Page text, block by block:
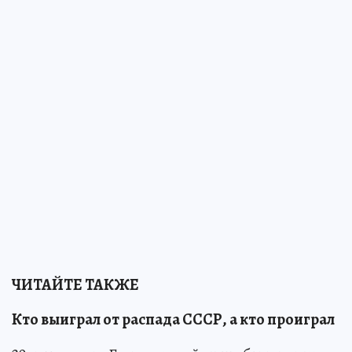
ЧИТАЙТЕ ТАКЖЕ
Кто выиграл от распада СССР, а кто проиграл